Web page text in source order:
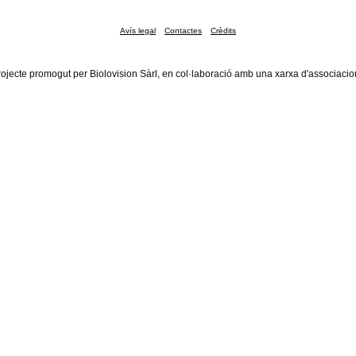
Avís legal Contactes Crèdits
promogut per Biolovision Sàrl, en col·laboració amb una xarxa